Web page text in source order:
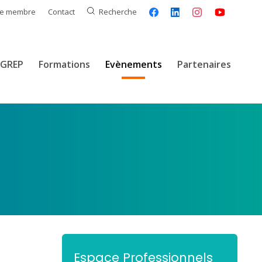
membre Contact Recherche
GREP Formations Evènements Partenaires
Espace Professionnels